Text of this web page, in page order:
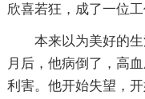
欣喜若狂，成了一位工
本来以为美好的
月后，他病倒了，高
利害。他开始失望，